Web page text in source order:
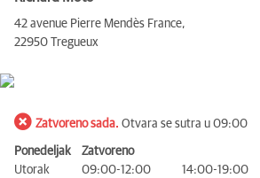
42 avenue Pierre Mendès France,
22950 Tregueux
Zatvoreno sada. Otvara se sutra u 09:00
Ponedeljak
Zatvoreno
Utorak
09:00-12:00
14:00-19:00